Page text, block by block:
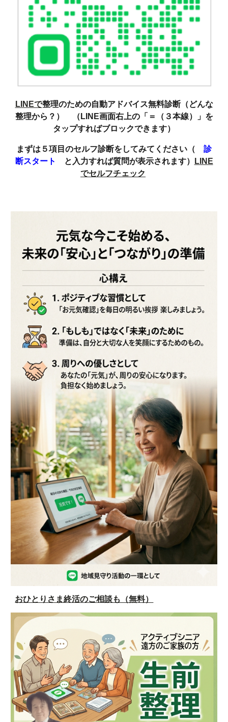
LINEで整理のための自動アドバイス無料診断（どんな
整理から？） （LINE画面右上の「＝（３本線）」を
タップすればブロックできます）
まずは５項目のセルフ診断をしてみてください（ 診
断スタート
と入力すれば質問が表示されます）
LINE
でセルフチェック
おひとりさま終活のご相談も（無料）